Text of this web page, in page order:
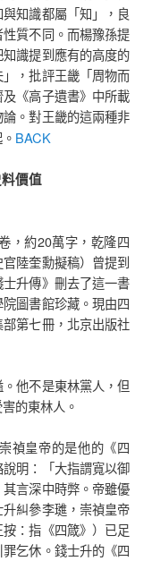
知識都屬「知」，良
質不同。而楊豫孫提
識提到應有的高度的
，批評王畿「周物而
《高子遺書》中所載
。對王畿的這兩種非
BACK
價值
，約20萬字，乾隆四
陸奎勳擬稿）曾提到
升傳》刪去了這一書
圖書館珍藏。現由四
第七冊，北京出版社
他不是東林黨人，但
的東林人。
禎皇帝的是他的《四
明：「大指謂寬以御
言深中時弊。帝雖優
糾參李璡，崇禎皇帝
：指《四箴》）已足
乞休。錢士升的《四